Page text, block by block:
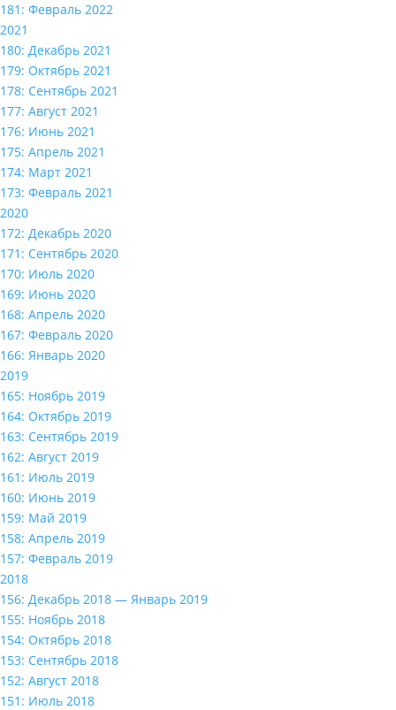
181: Февраль 2022
2021
180: Декабрь 2021
179: Октябрь 2021
178: Сентябрь 2021
177: Август 2021
176: Июнь 2021
175: Апрель 2021
174: Март 2021
173: Февраль 2021
2020
172: Декабрь 2020
171: Сентябрь 2020
170: Июль 2020
169: Июнь 2020
168: Апрель 2020
167: Февраль 2020
166: Январь 2020
2019
165: Ноябрь 2019
164: Октябрь 2019
163: Сентябрь 2019
162: Август 2019
161: Июль 2019
160: Июнь 2019
159: Май 2019
158: Апрель 2019
157: Февраль 2019
2018
156: Декабрь 2018 — Январь 2019
155: Ноябрь 2018
154: Октябрь 2018
153: Сентябрь 2018
152: Август 2018
151: Июль 2018